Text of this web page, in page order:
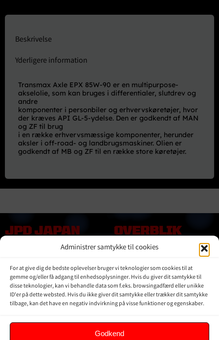
Administrer samtykke til cookies
For at give dig de bedste oplevelser bruger vi teknologier som cookies til at
gemme og/eller få adgang til enhedsoplysninger. Hvis du giver dit samtykke til
disse teknologier, kan vi behandle data som f.eks. browsingadfærd eller unikke
ID'er på dette websted. Hvis du ikke giver dit samtykke eller trækker dit samtykke
tilbage, kan det have en negativ indvirkning på visse funktioner og egenskaber.
Godkend
5
Beskrivelse
Yderligere information
Transmax Axle EPX 85W-90 er en multipurpose-
akselolie, som kan bruges i differentialer, slutdrev og
andre
komponenter i personbiler og erhvervskøretøjer, hvor
der kræves API GL-5-ydelse. Den er godkendt af MAN
og ZF til brug
i en række erhvervsmæssige komponenter, herunder
aksler i off-road- og landbrugsmaskiner. Olien er
godkendt af MB og ZF til en række store køretøjer.
JPD JAPAN
DENMARK
Kontakt Os
Om JPD Japan Denmark
Handelsbetingelser
Privat Politik
OVERBLIK
Online shop
Vores Mærker